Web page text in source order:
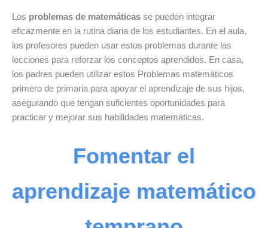
Los problemas de matemáticas se pueden integrar
eficazmente en la rutina diaria de los estudiantes. En el aula,
los profesores pueden usar estos problemas durante las
lecciones para reforzar los conceptos aprendidos. En casa,
los padres pueden utilizar estos Problemas matemáticos
primero de primaria para apoyar el aprendizaje de sus hijos,
asegurando que tengan suficientes oportunidades para
practicar y mejorar sus habilidades matemáticas.
Fomentar el
aprendizaje matemático